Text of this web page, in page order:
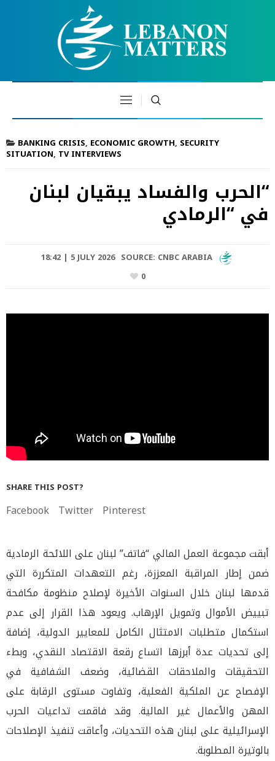
BANKING CRISIS, ECONOMIC GROWTH, SECURITY
SITUATION, TV INTERVIEWS
“الحرب والفساد يبقيان لبنان
في “الرمادي
18:42 | 5 JULY 2026 SOURCE: CNBC ARABIA
0
SHARE THIS POST?
Facebook Twitter Pinterest
أبقت مجموعة العمل المالي “فاتف” لبنان على اللائحة الرمادية
ضمن إطار المراقبة المعززة، رغم التعهدات المتكررة التي
قدمها لبنان خلال السنوات الأخيرة لإصلاح منظومة مكافحة
تبييض الأموال وتمويل الإرهاب. ويعود هذا القرار إلى عدم
استكمال متطلبات الامتثال الكامل للمعايير الدولية، إضافة
إلى تحديات عدة أبرزها اتساع رقعة الاقتصاد النقدي، وبطء
التحقيقات والملاحقات القضائية، وضعف الشفافية في
الإفصاح عن الملكية الفعلية، وتفاوت مستوى الرقابة على
المهن والأعمال غير المالية. وقد فاقمت تداعيات الحرب
الإسرائيلية على لبنان هذه التحديات، وأعاقت تنفيذ الإصلاحات
بالوتيرة المطلوبة.